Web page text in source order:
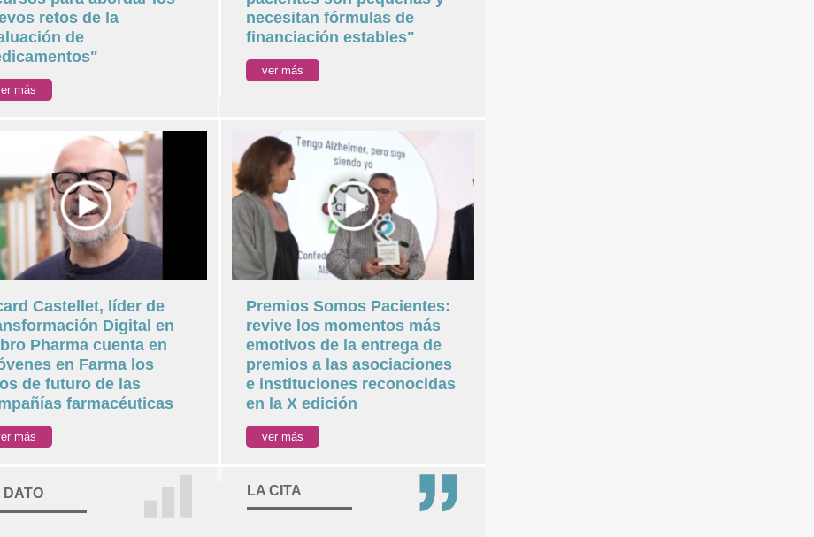
retos de la
de
más
necesitan fórmulas de
financiación estables"
ver más
Castellet, líder de
Digital en
Pharma cuenta en
en Farma los
de futuro de las
farmacéuticas
más
Premios Somos Pacientes:
revive los momentos más
emotivos de la entrega de
premios a las asociaciones
e instituciones reconocidas
en la X edición
ver más
DATO LA CITA